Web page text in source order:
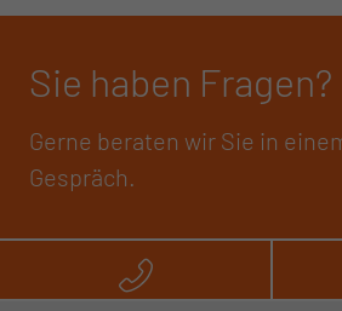
Sie haben Fragen?
Gerne beraten wir Sie in
Gespräch.
Rufen Sie